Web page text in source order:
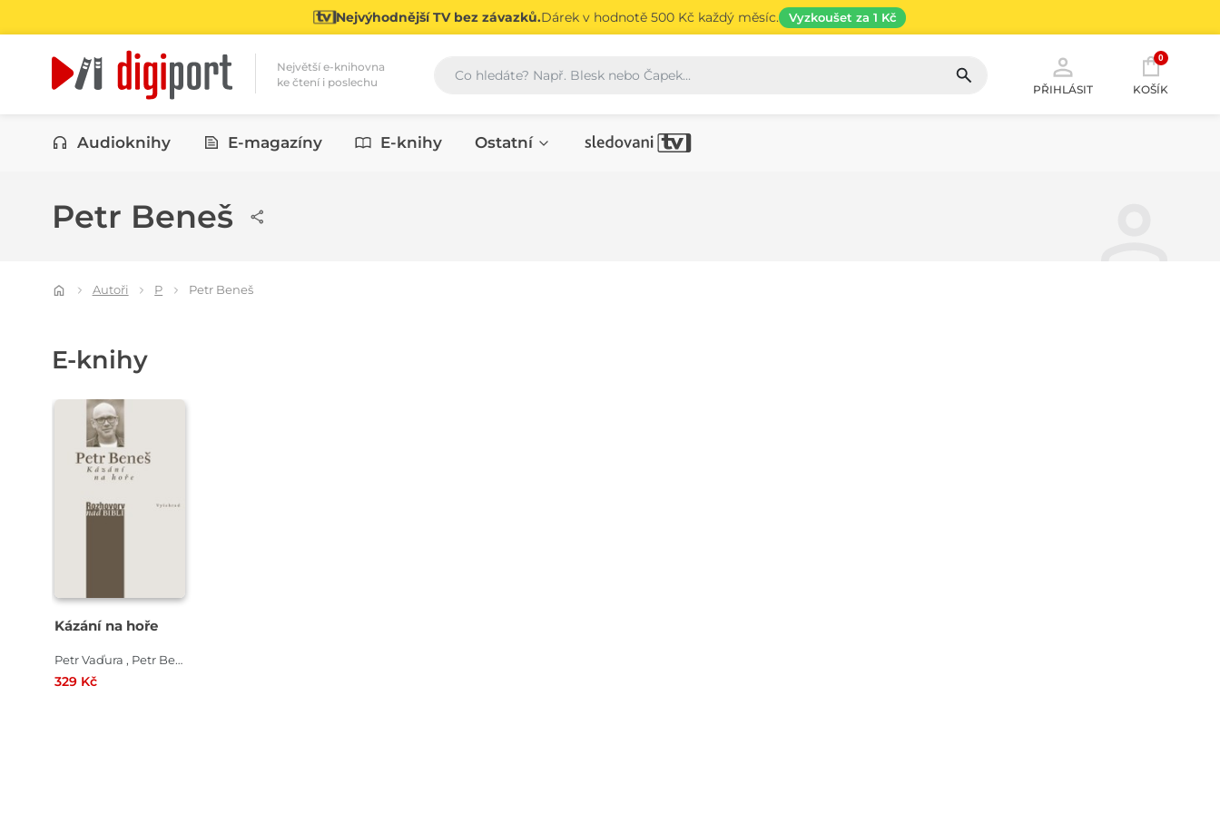
Nejvýhodnější TV bez závazků.Dárek v hodnotě 500 Kč každý měsíc. Vyzkoušet za 1 Kč
Největší e-knihovna
ke čtení i poslechu
Vyhledávání
PŘIHLÁSIT
0
KOŠÍK
Kategorie
Audioknihy E-magazíny E-knihy Ostatní
Petr Beneš
Autoři P Petr Beneš
E-knihy
Kázání na hoře
Petr Vaďura , Petr Beneš
329 Kč